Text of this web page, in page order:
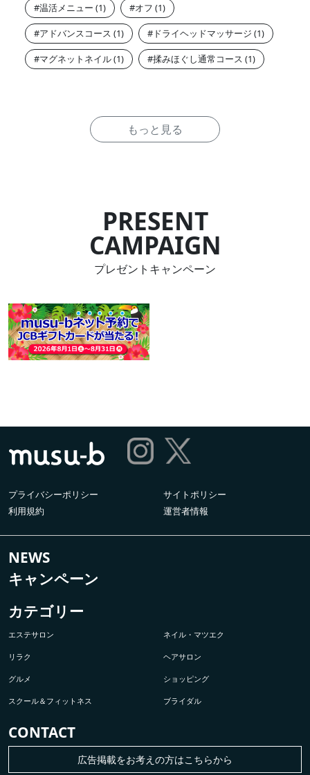
温活メニュー オフ
アドバンスコース ドライヘッドマッサージ
マグネットネイル 揉みほぐし通常コース
もっと見る
PRESENT
CAMPAIGN
プレゼントキャンペーン
プライバシーポリシー
サイトポリシー
利用規約
運営者情報
NEWS
キャンペーン
カテゴリー
エステサロン ネイル・マツエク
リラク ヘアサロン
グルメ ショッピング
スクール＆フィットネス ブライダル
CONTACT
広告掲載をお考えの方はこちらから